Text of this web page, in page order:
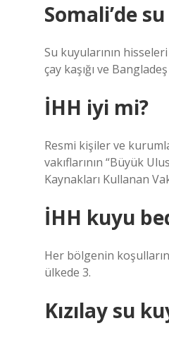
Somali’de
Su kuyularının
çay kaşığı ve
İHH iyi mi?
Resmi kişiler ve
vakıflarının “Büyük
Kaynakları Kullanan
İHH kuyu
Her bölgenin
ülkede 3.
Kızılay su